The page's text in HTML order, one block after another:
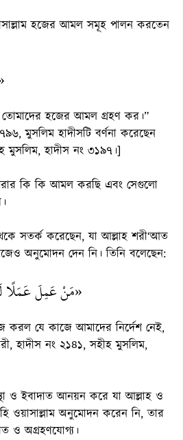
হজের আমল সমূহ পালন করতেন
হজের আমল গ্রহণ কর।”
মুসলিম হাদীসটি বর্ণনা করেছেন
মুসলিম, হাদীস নং ৩১৯৭।]
কি কি আমল করছি এবং সেগুলো
সতর্ক করেছেন, যা আল্লাহ শরী‘আত
অনুমোদন দেন নি। তিনি বলেছেন:
«مَنْ عَمِلَ عَمَلًا
করল যে কাজে আমাদের নির্দেশ নেই,
হাদীস নং ২১৪১, সহীহ মুসলিম,
ও ইবাদাত আনয়ন করে যা আল্লাহ ও
ওয়াসাল্লাম অনুমোদন করেন নি, তার
ও অগ্রহণযোগ্য।